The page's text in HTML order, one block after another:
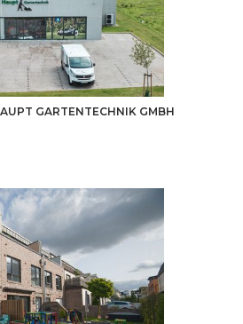
GARTENTECHNIK GMBH